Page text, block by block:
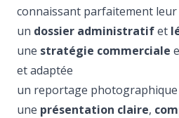
connaissant parfaitement leur
un dossier administratifet
une stratégie commerciale
et adaptée
un reportage photographique
une présentation claire,